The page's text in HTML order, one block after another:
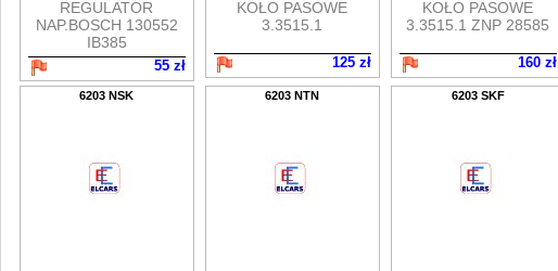
REGULATOR
NAP.BOSCH 130552
IB385
55 zł
KOŁO PASOWE
3.3515.1
125 zł
KOŁO PASOWE
3.3515.1 ZNP 28585
160 zł
6203 NSK 6203 NTN 6203 SKF